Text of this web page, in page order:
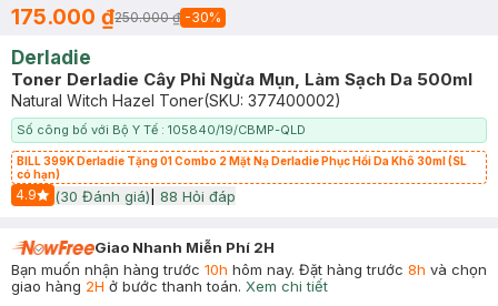
175.000 ₫250.000 ₫ -30%
Derladie
Toner Derladie Cây Phỉ Ngừa Mụn, Làm Sạch Da 500ml
Natural Witch Hazel Toner(SKU: 377400002)
Số công bố với Bộ Y Tế : 105840/19/CBMP-QLD
BILL 399K Derladie Tặng 01 Combo 2 Mặt Nạ Derladie Phục Hồi Da Khô 30ml (SL
có hạn)
4.9
Start Icon
(30 Đánh giá) 88 Hỏi đáp
Giao Nhanh Miễn Phí 2H
Bạn muốn nhận hàng trước 10h hôm nay. Đặt hàng trước 8h và chọn
giao hàng 2H ở bước thanh toán. Xem chi tiết